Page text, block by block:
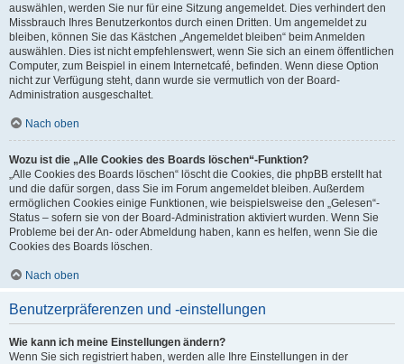
auswählen, werden Sie nur für eine Sitzung angemeldet. Dies verhindert den
Missbrauch Ihres Benutzerkontos durch einen Dritten. Um angemeldet zu
bleiben, können Sie das Kästchen „Angemeldet bleiben“ beim Anmelden
auswählen. Dies ist nicht empfehlenswert, wenn Sie sich an einem öffentlichen
Computer, zum Beispiel in einem Internetcafé, befinden. Wenn diese Option
nicht zur Verfügung steht, dann wurde sie vermutlich von der Board-
Administration ausgeschaltet.
Nach oben
Wozu ist die „Alle Cookies des Boards löschen“-Funktion?
„Alle Cookies des Boards löschen“ löscht die Cookies, die phpBB erstellt hat
und die dafür sorgen, dass Sie im Forum angemeldet bleiben. Außerdem
ermöglichen Cookies einige Funktionen, wie beispielsweise den „Gelesen“-
Status – sofern sie von der Board-Administration aktiviert wurden. Wenn Sie
Probleme bei der An- oder Abmeldung haben, kann es helfen, wenn Sie die
Cookies des Boards löschen.
Nach oben
Benutzerpräferenzen und -einstellungen
Wie kann ich meine Einstellungen ändern?
Wenn Sie sich registriert haben, werden alle Ihre Einstellungen in der